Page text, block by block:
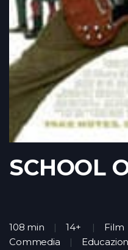
SCHOOL
108 min 14+ Film
Commedia